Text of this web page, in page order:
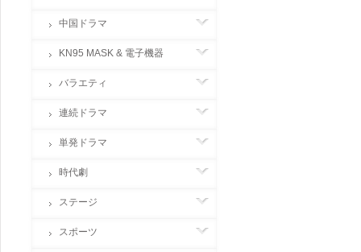
中国ドラマ
KN95 MASK & 電子機器
バラエティ
連続ドラマ
単発ドラマ
時代劇
ステージ
スポーツ